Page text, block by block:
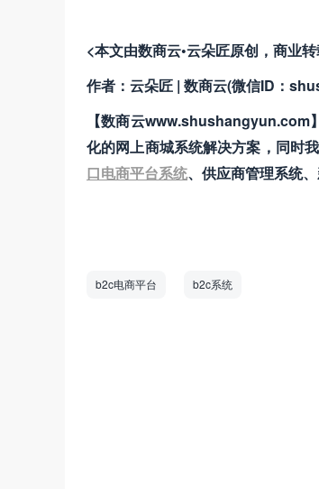
<本文由数商云•云朵匠原创，商业
作者：云朵匠 | 数商云(微信ID：
【数商云www.shushangyun.com
化的网上商城系统解决方案，同时
口电商平台系统、供应商管理系统
b2c电商平台 b2c系统